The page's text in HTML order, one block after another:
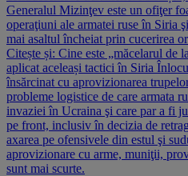
Generalul Mizinţev este un ofiţer
operaţiuni ale armatei ruse în Siria
mai asaltul încheiat prin cucerirea
Citește și: Cine este „măcelarul de
aplicat aceleași tactici în Siria
însărcinat cu aprovizionarea
probleme logistice de care armata
invaziei în Ucraina şi care par a fi
pe front, inclusiv în decizia de
axarea pe ofensivele din estul şi
aprovizionare cu arme, muniţii,
sunt mai scurte.